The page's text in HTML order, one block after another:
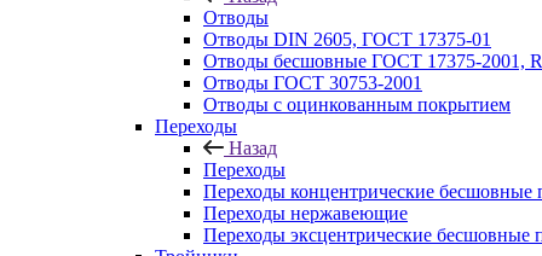
Отводы
Отводы DIN 2605, ГОСТ 17375-01
Отводы бесшовные ГОСТ 17375-2001,
Отводы ГОСТ 30753-2001
Отводы с оцинкованным покрытием
Переходы
Назад
Переходы
Переходы концентрические бесшовные
Переходы нержавеющие
Переходы эксцентрические бесшовные